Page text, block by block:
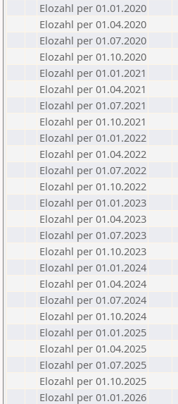
Elozahl per 01.01.2020
Elozahl per 01.04.2020
Elozahl per 01.07.2020
Elozahl per 01.10.2020
Elozahl per 01.01.2021
Elozahl per 01.04.2021
Elozahl per 01.07.2021
Elozahl per 01.10.2021
Elozahl per 01.01.2022
Elozahl per 01.04.2022
Elozahl per 01.07.2022
Elozahl per 01.10.2022
Elozahl per 01.01.2023
Elozahl per 01.04.2023
Elozahl per 01.07.2023
Elozahl per 01.10.2023
Elozahl per 01.01.2024
Elozahl per 01.04.2024
Elozahl per 01.07.2024
Elozahl per 01.10.2024
Elozahl per 01.01.2025
Elozahl per 01.04.2025
Elozahl per 01.07.2025
Elozahl per 01.10.2025
Elozahl per 01.01.2026